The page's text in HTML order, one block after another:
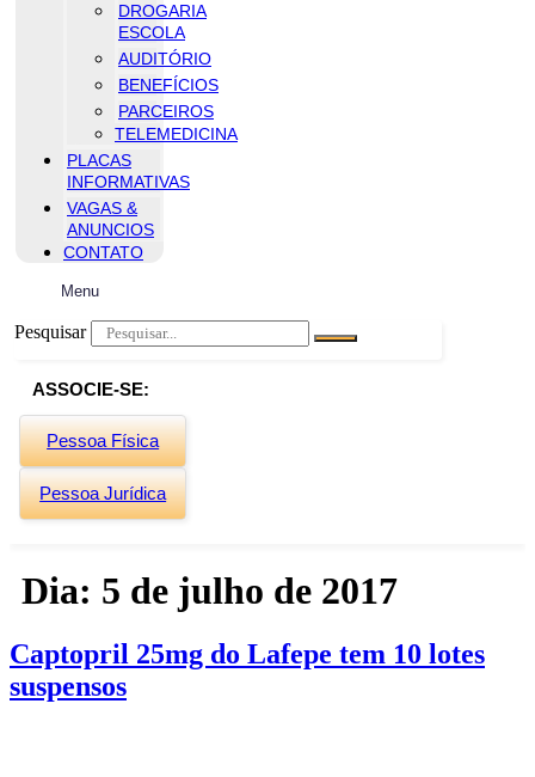
DROGARIA
ESCOLA
AUDITÓRIO
BENEFÍCIOS
PARCEIROS
TELEMEDICINA
PLACAS
INFORMATIVAS
VAGAS &
ANUNCIOS
CONTATO
Menu
Pesquisar
ASSOCIE-SE:
Pessoa Física
Pessoa Jurídica
Dia: 5 de julho de 2017
Captopril 25mg do Lafepe tem 10 lotes
suspensos